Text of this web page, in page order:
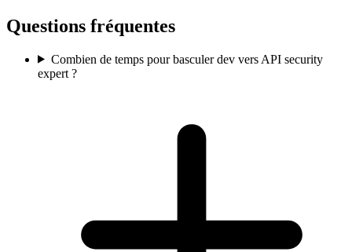
Questions fréquentes
Combien de temps pour basculer dev vers API security
expert ?